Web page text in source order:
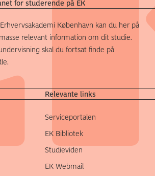
for studerende på EK
København kan du her på
relevant information om dit studie.
skal du fortsat finde på
Relevante links
Serviceportalen
EK Bibliotek
Studieviden
EK Webmail